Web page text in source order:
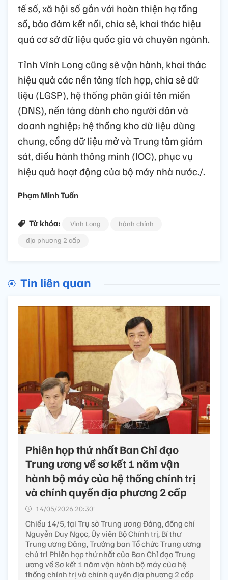
tế số, xã hội số gắn với hoàn thiện hạ tầng
số, bảo đảm kết nối, chia sẻ, khai thác hiệu
quả cơ sở dữ liệu quốc gia và chuyên ngành.
Tỉnh Vĩnh Long cũng sẽ vận hành, khai thác
hiệu quả các nền tảng tích hợp, chia sẻ dữ
liệu (LGSP), hệ thống phân giải tên miền
(DNS), nền tảng dành cho người dân và
doanh nghiệp; hệ thống kho dữ liệu dùng
chung, cổng dữ liệu mở và Trung tâm giám
sát, điều hành thông minh (IOC), phục vụ
hiệu quả hoạt động của bộ máy nhà nước./.
Phạm Minh Tuấn
Từ khóa: Vĩnh Long
hành chính
địa phương 2 cấp
Tin liên quan
Phiên họp thứ nhất Ban Chỉ đạo
Trung ương về sơ kết 1 năm vận
hành bộ máy của hệ thống chính trị
và chính quyền địa phương 2 cấp
14/05/2026 20:30’
Chiều 14/5, tại Trụ sở Trung ương Đảng, đồng chí
Nguyễn Duy Ngọc, Ủy viên Bộ Chính trị, Bí thư
Trung ương Đảng, Trưởng ban Tổ chức Trung ương
chủ trì Phiên họp thứ nhất của Ban Chỉ đạo Trung
ương về Sơ kết 1 năm vận hành bộ máy của hệ
thống chính trị và chính quyền địa phương 2 cấp